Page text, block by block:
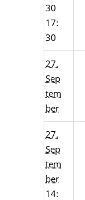
30
17:
30
27.
Sep
tem
ber
27.
Sep
tem
ber
14: